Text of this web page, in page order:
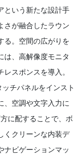
という新たな設計手
さが融合したラウン
る。空間の広がりを
は、高解像度モニタ
レスポンスを導入。
ッチパネルをインスト
、空調や文字入力に
に配することで、ボ
くクリーンな内装デ
ナビゲーションマッ